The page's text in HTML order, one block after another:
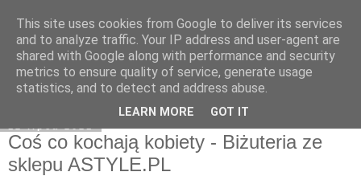
Klaudia Anna
Coś co kochają kobiety - Biżuteria ze
sklepu ASTYLE.PL
This site uses cookies from Google to deliver its services
and to analyze traffic. Your IP address and user-agent are
shared with Google along with performance and security
metrics to ensure quality of service, generate usage
statistics, and to detect and address abuse.
LEARN MORE GOT IT